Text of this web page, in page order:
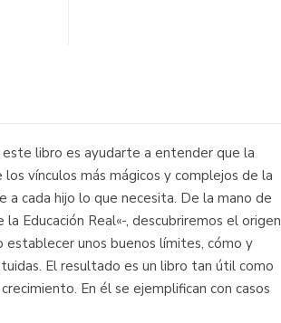
libro es ayudarte a entender que la
vínculos más mágicos y complejos de la
cada hijo lo que necesita. De la mano de
Educación Real«-, descubriremos el origen
establecer unos buenos límites, cómo y
El resultado es un libro tan útil como
En él se ejemplifican con casos